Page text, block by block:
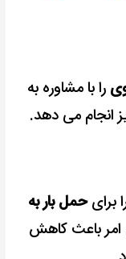
را با مشاوره به
انجام می دهد.
برایحمل بار به
امر باعث کاهش